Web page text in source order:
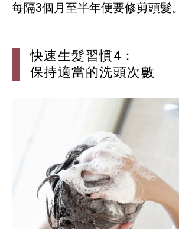
每隔3個月至半年便要修剪頭髮。
快速生髮習慣4：
保持適當的洗頭次數